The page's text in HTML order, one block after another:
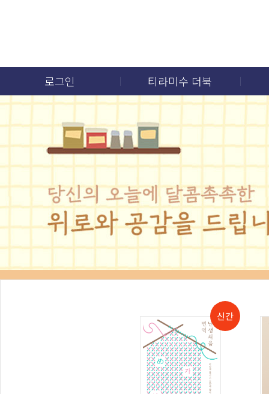
로그인 티라미수 더북